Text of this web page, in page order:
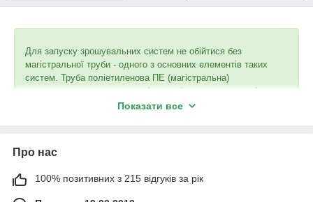
Для запуску зрошувальних систем не обійтися без
магістральної труби - одного з основних елементів таких
систем. Труба поліетиленова ПЕ (магістральна)
використовується для подачі води від джерела води (
зробити отвір для під'єднання
Показати все
Про нас
100% позитивних з 215 відгуків за рік